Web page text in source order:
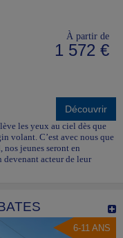
À partir de
1 572 €
Découvrir
les yeux au ciel dès que
volant. C’est avec nous que
jeunes seront en
devenant acteur de leur
6-11 ANS